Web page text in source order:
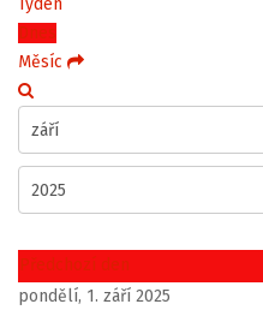
Týden
Dnes
Měsíc
Předchozí den
pondělí, 1. září 2025